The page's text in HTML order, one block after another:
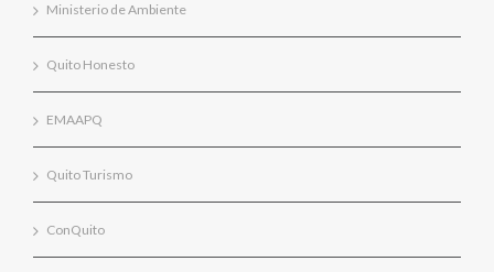
Ministerio de Ambiente
Quito Honesto
EMAAPQ
Quito Turismo
ConQuito